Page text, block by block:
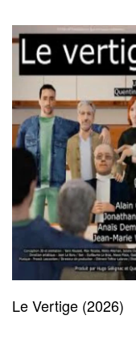
Le Vertige (2026)